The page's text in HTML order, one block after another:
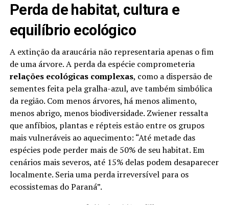
Perda de habitat, cultura e
equilíbrio ecológico
A extinção da araucária não representaria apenas o fim
de uma árvore. A perda da espécie comprometeria
relações ecológicas complexas, como a dispersão de
sementes feita pela gralha-azul, ave também simbólica
da região. Com menos árvores, há menos alimento,
menos abrigo, menos biodiversidade. Zwiener ressalta
que anfíbios, plantas e répteis estão entre os grupos
mais vulneráveis ao aquecimento: “Até metade das
espécies pode perder mais de 50% de seu habitat. Em
cenários mais severos, até 15% delas podem desaparecer
localmente. Seria uma perda irreversível para os
ecossistemas do Paraná”.